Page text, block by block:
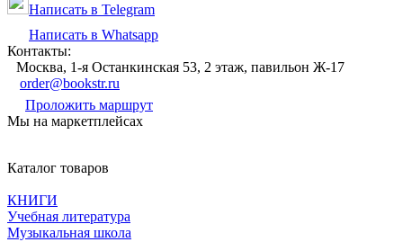
Написать в Telegram
Написать в Whatsapp
Контакты:
Москва, 1-я Останкинская 53, 2 этаж, павильон Ж-17
order@bookstr.ru
Проложить маршрут
Мы на маркетплейсах
Каталог товаров
КНИГИ
Учебная литература
Музыкальная школа